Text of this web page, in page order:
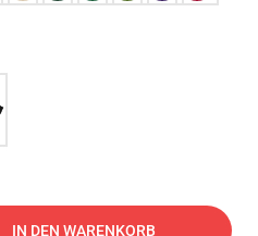
IN DEN WARENKORB